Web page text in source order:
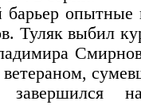
барьер
Туляк выбил
завершился